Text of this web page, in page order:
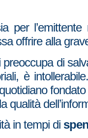
per
offrire alla
di
è
qualità
in tempi di